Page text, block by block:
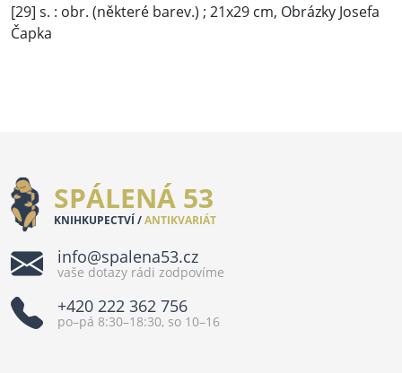
[29] s. : obr. (některé barev.) ; 21x29 cm, Obrázky Josefa
Čapka
SPÁLENÁ 53
KNIHKUPECTVÍ /ANTIKVARIÁT
info@spalena53.cz
vaše dotazy rádi zodpovíme
+420 222 362 756
po–pá 8:30–18:30, so 10–16